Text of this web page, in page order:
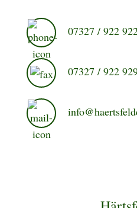
07327 / 922
07327 / 922